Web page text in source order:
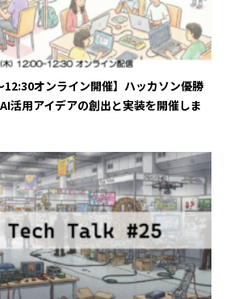
12:30オンライン開催】ハッカソン優勝
活用アイデアの創出と実装を開催しま